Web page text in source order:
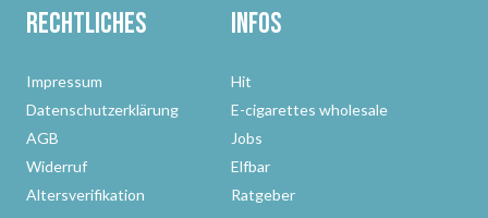
Rechtliches
Impressum
Datenschutzerklärung
AGB
Widerruf
Altersverifikation
Infos
Hit
E-cigarettes wholesale
Jobs
Elfbar
Ratgeber